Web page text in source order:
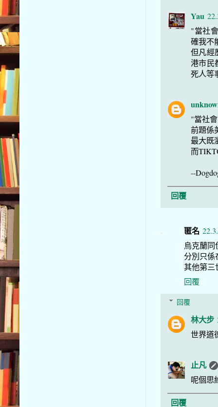
Yau
"當社
確我不
但凡經
港市民
死人等
"當社
前題係
最大既
而
--
回覆
匿名
烏克蘭同
分別只係
其他第三
回覆
回覆
林大步
世界道
止凡
呢個思
回覆